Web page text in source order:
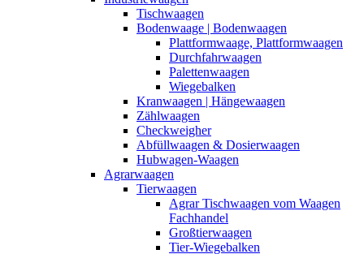
Tischwaagen
Bodenwaage | Bodenwaagen
Plattformwaage, Plattformwaagen
Durchfahrwaagen
Palettenwaagen
Wiegebalken
Kranwaagen | Hängewaagen
Zählwaagen
Checkweigher
Abfüllwaagen & Dosierwaagen
Hubwagen-Waagen
Agrarwaagen
Tierwaagen
Agrar Tischwaagen vom Waagen
Fachhandel
Großtierwaagen
Tier-Wiegebalken